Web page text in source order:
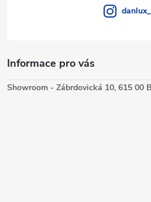
Informace pro vás
Showroom - Zábrdovická 10, 615 00